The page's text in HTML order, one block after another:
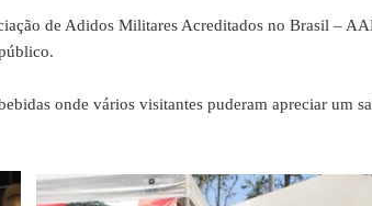
de Adidos Militares Acreditados no Brasil –
onde vários visitantes puderam apreciar um